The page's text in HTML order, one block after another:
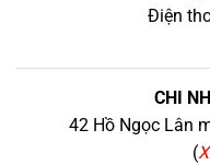
Điện
CHI
42 Hồ Ngọc Lân
(